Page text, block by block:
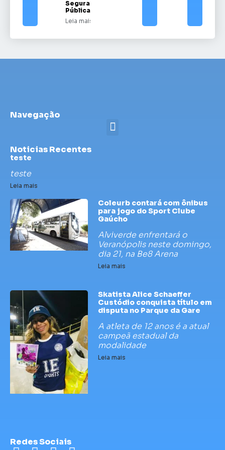
Segurança
Pública
Leia mais
Navegação
Noticias Recentes
teste
teste
Leia mais
Coleurb contará com ônibus
para jogo do Sport Clube
Gaúcho
Alviverde enfrentará o
Veranópolis neste domingo,
dia 21, na Be8 Arena
Leia mais
Skatista Alice Schaeffer
Custódio conquista título em
disputa no Parque da Gare
A atleta de 12 anos é a atual
campeã estadual da
modalidade
Leia mais
Redes Sociais